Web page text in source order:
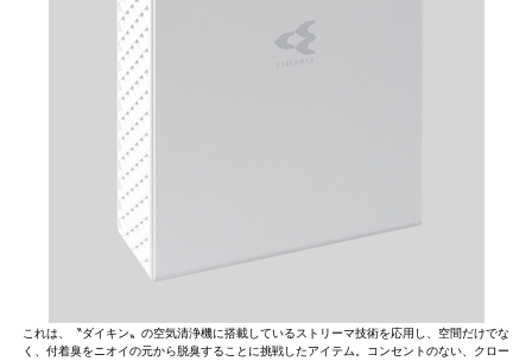
これは、〝ダイキン〟の空気清浄機に搭載しているストリーマ技術を応用し、空間だけでな
く、付着臭をニオイの元から脱臭することに挑戦したアイテム。コンセントのない、クロー